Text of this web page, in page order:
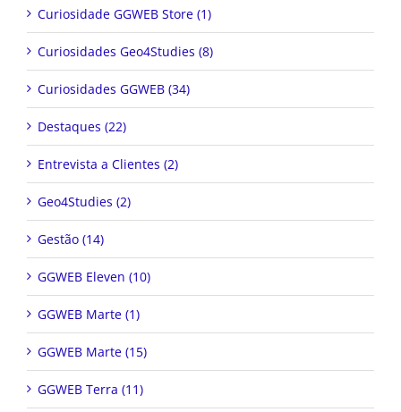
Curiosidade GGWEB Store (1)
Curiosidades Geo4Studies (8)
Curiosidades GGWEB (34)
Destaques (22)
Entrevista a Clientes (2)
Geo4Studies (2)
Gestão (14)
GGWEB Eleven (10)
GGWEB Marte (1)
GGWEB Marte (15)
GGWEB Terra (11)